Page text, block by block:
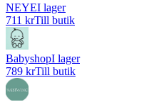
NEYEI lager
711 krTill butik
BabyshopI lager
789 krTill butik